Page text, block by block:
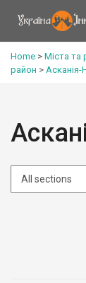
Home > Міста та
район >